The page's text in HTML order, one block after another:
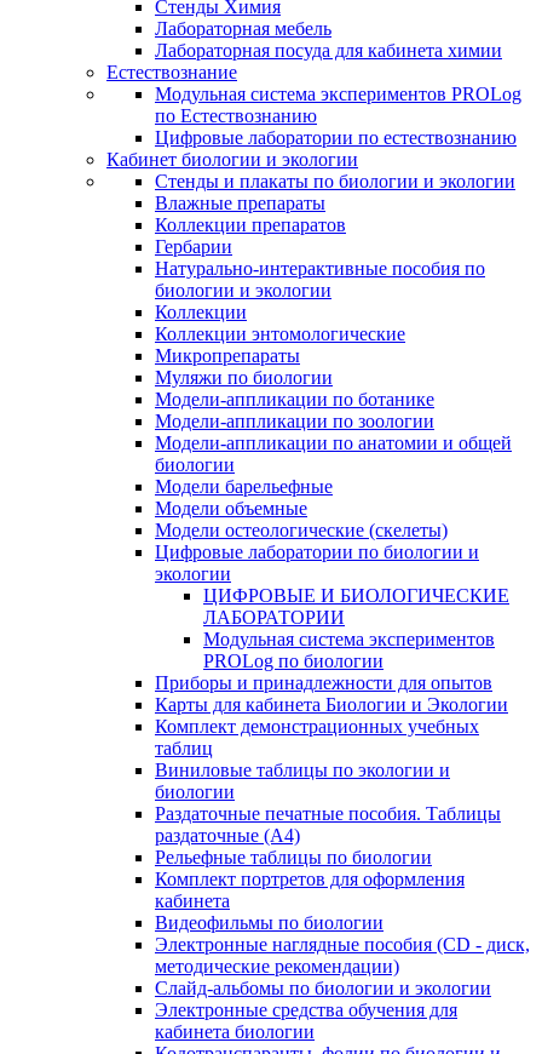
Стенды Химия
Лабораторная мебель
Лабораторная посуда для кабинета химии
Естествознание
Модульная система экспериментов PROLog
по Естествознанию
Цифровые лаборатории по естествознанию
Кабинет биологии и экологии
Стенды и плакаты по биологии и экологии
Влажные препараты
Коллекции препаратов
Гербарии
Натурально-интерактивные пособия по
биологии и экологии
Коллекции
Коллекции энтомологические
Микропрепараты
Муляжи по биологии
Модели-аппликации по ботанике
Модели-аппликации по зоологии
Модели-аппликации по анатомии и общей
биологии
Модели барельефные
Модели объемные
Модели остеологические (скелеты)
Цифровые лаборатории по биологии и
экологии
ЦИФРОВЫЕ И БИОЛОГИЧЕСКИЕ
ЛАБОРАТОРИИ
Модульная система экспериментов
PROLog по биологии
Приборы и принадлежности для опытов
Карты для кабинета Биологии и Экологии
Комплект демонстрационных учебных
таблиц
Виниловые таблицы по экологии и
биологии
Раздаточные печатные пособия. Таблицы
раздаточные (А4)
Рельефные таблицы по биологии
Комплект портретов для оформления
кабинета
Видеофильмы по биологии
Электронные наглядные пособия (CD - диск,
методические рекомендации)
Слайд-альбомы по биологии и экологии
Электронные средства обучения для
кабинета биологии